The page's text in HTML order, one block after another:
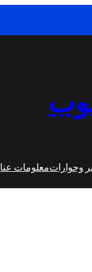
معلومات عناوحوارات